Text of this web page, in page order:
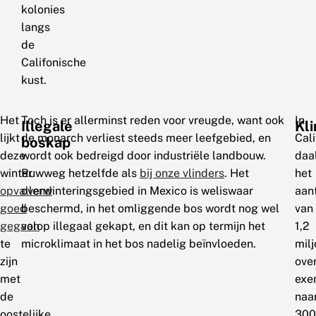
kolonies
langs
de
Califonische
kust.
Het
lijkt
deze
winter
opvallend
goed
gegaan
te
zijn
met
de
Illegale
boskap
Toch is er allerminst reden voor vreugde, want ook
de monarch verliest steeds meer leefgebied, en
wordt ook bedreigd door industriële landbouw.
Ruwweg hetzelfde als bij onze vlinders. Het
overwinteringsgebied in Mexico is weliswaar
beschermd, in het omliggende bos wordt nog wel
volop illegaal gekapt, en dit kan op termijn het
microklimaat in het bos nadelig beïnvloeden.
In
het
van
1,2